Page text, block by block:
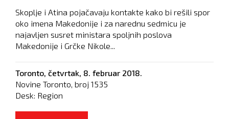
Skoplje i Atina pojačavaju kontakte kako bi rešili spor
oko imena Makedonije i za narednu sedmicu je
najavljen susret ministara spoljnih poslova
Makedonije i Grčke Nikole...
Toronto, četvrtak, 8. februar 2018.
Novine Toronto, broj 1535
Desk: Region